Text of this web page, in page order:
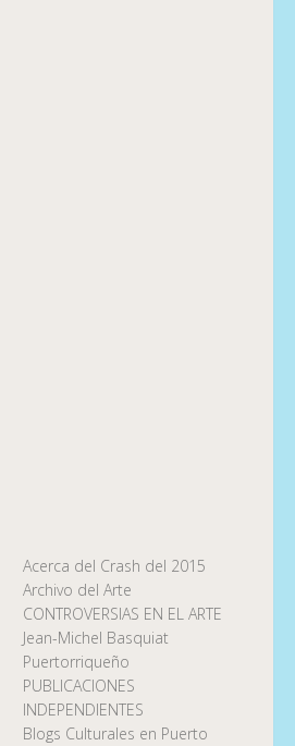
Acerca del Crash del 2015
Archivo del Arte
CONTROVERSIAS EN EL ARTE
Jean-Michel Basquiat
Puertorriqueño
PUBLICACIONES
INDEPENDIENTES
Blogs Culturales en Puerto